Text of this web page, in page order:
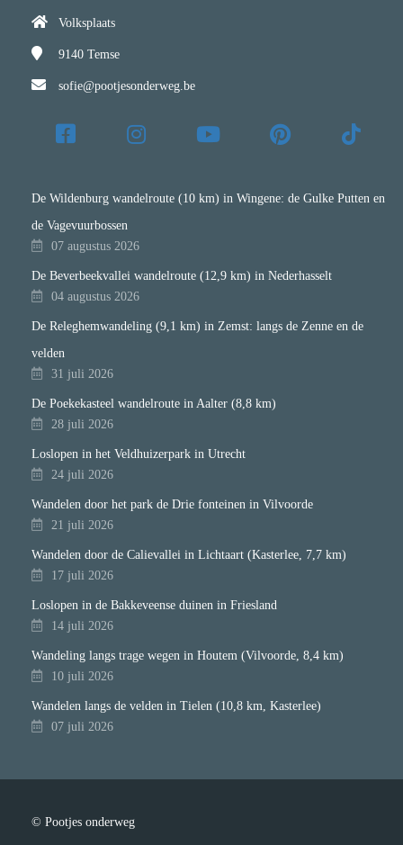
Volksplaats
9140 Temse
sofie@pootjesonderweg.be
De Wildenburg wandelroute (10 km) in Wingene: de Gulke Putten en
de Vagevuurbossen
07 augustus 2026
De Beverbeekvallei wandelroute (12,9 km) in Nederhasselt
04 augustus 2026
De Releghemwandeling (9,1 km) in Zemst: langs de Zenne en de
velden
31 juli 2026
De Poekekasteel wandelroute in Aalter (8,8 km)
28 juli 2026
Loslopen in het Veldhuizerpark in Utrecht
24 juli 2026
Wandelen door het park de Drie fonteinen in Vilvoorde
21 juli 2026
Wandelen door de Calievallei in Lichtaart (Kasterlee, 7,7 km)
17 juli 2026
Loslopen in de Bakkeveense duinen in Friesland
14 juli 2026
Wandeling langs trage wegen in Houtem (Vilvoorde, 8,4 km)
10 juli 2026
Wandelen langs de velden in Tielen (10,8 km, Kasterlee)
07 juli 2026
© Pootjes onderweg